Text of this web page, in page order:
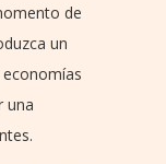
de
un
una